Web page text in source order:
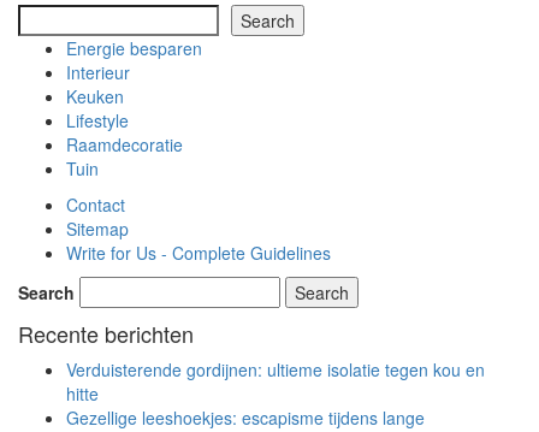
Search
Energie besparen
Interieur
Keuken
Lifestyle
Raamdecoratie
Tuin
Contact
Sitemap
Write for Us - Complete Guidelines
Search
Recente berichten
Verduisterende gordijnen: ultieme isolatie tegen kou en
hitte
Gezellige leeshoekjes: escapisme tijdens lange